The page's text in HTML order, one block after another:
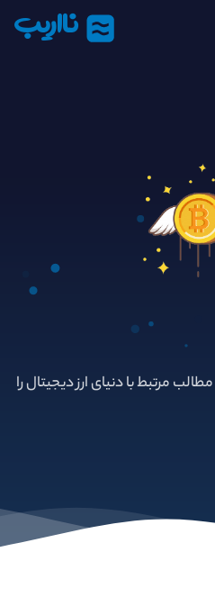
نااریب
مرتبط با دنیای ارز دیجیتال را